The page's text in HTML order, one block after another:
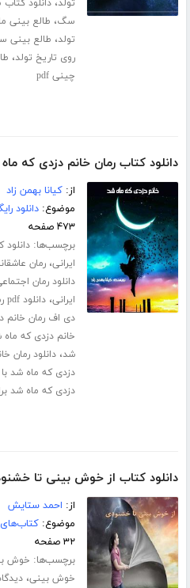
تولد،دانلود
سگ، طالع بینی
تولد، طالع بینی
روی تاریخ تولد،
چینی pdf
دانلود کتاب رمان خانم دزدی که
از:کیانا بهمن زاد
موضوع:دانلود
۴۷۳ صفحه
برچسب‌ها:دانلود
ایرانی،رمان
دانلود رمان
ایرانی،دانلود pdf رمان خانم دزدی که ماه شد
دی اف رمان خانم
خانم دزدی که
شد،دانلود رمان
دزدی که ماه شد
دزدی که ماه شد
دانلود کتاب از خوش بینی تا
از: احمد ستایش
موضوع:
۳۲ صفحه
برچسب‌ها: خوش
خوش بینی،